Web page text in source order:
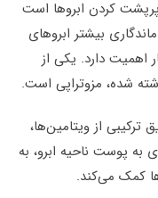
کردن ابروها است
بیشتر ابروهای
اهمیت دارد. یکی از
شده، مزوتراپی است.
ترکیبی از ویتامین‌ها،
به پوست ناحیه ابرو، به
کمک می‌کند.